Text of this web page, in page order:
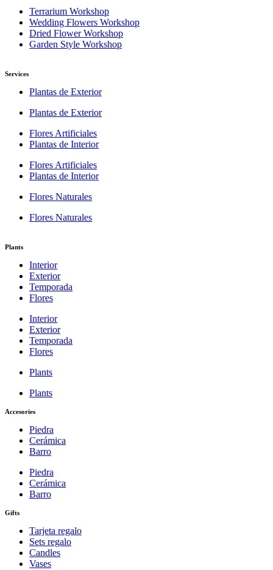
Terrarium Workshop
Wedding Flowers Workshop
Dried Flower Workshop
Garden Style Workshop
Services
Plantas de Exterior
Plantas de Exterior
Flores Artificiales
Plantas de Interior
Flores Artificiales
Plantas de Interior
Flores Naturales
Flores Naturales
Plants
Interior
Exterior
Temporada
Flores
Interior
Exterior
Temporada
Flores
Plants
Plants
Accesories
Piedra
Cerámica
Barro
Piedra
Cerámica
Barro
Gifts
Tarjeta regalo
Sets regalo
Candles
Vases